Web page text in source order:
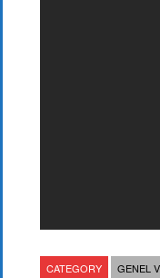
CATEGORY
GENEL